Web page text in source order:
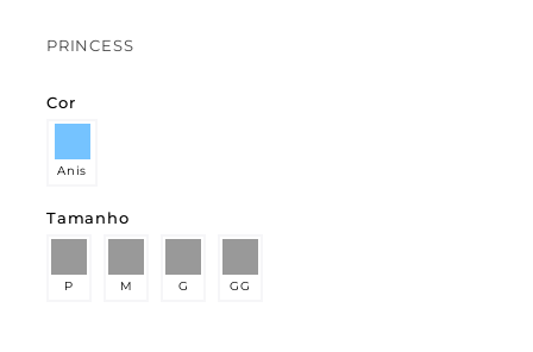
PRINCESS
Cor
Anis
Tamanho
P M G GG